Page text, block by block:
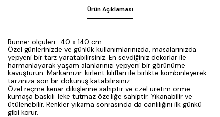
Ürün Açıklaması
Runner ölçüleri : 40 x 140 cm
Özel günlerinizde ve günlük kullanımlarınızda, masalarınızda
yepyeni bir tarz yaratabilirsiniz. En sevdiğiniz dekorlar ile
harmanlayarak yaşam alanlarınızı yepyeni bir görünüme
kavuşturun. Markamızın kırlent kılıfları ile birlikte kombinleyerek
tarzınıza son bir dokunuş katabilirsiniz.
Özel reçme kenar dikişlerine sahiptir ve özel üretim örme
kumaşa baskılı, leke tutmaz özelliğe sahiptir. Yıkanabilir ve
ütülenebilir. Renkler yıkama sonrasında da canlılığını ilk günkü
gibi korur.